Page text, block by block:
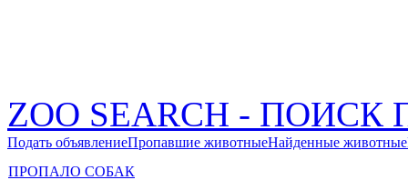
ZOO SEARCH -
Подать объявлениеПропавшие животныеНайденные животные
ПРОПАЛО СОБАК